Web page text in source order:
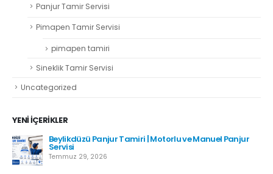
Panjur Tamir Servisi
Pimapen Tamir Servisi
pimapen tamiri
Sineklik Tamir Servisi
Uncategorized
YENI İÇERIKLER
Beylikdüzü Panjur Tamiri | Motorlu ve Manuel Panjur
Servisi
Temmuz 29, 2026